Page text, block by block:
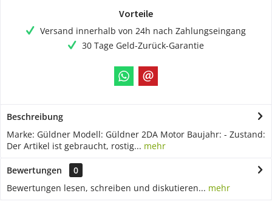
Vorteile
Versand innerhalb von 24h nach Zahlungseingang
30 Tage Geld-Zurück-Garantie
Beschreibung
Marke: Güldner Modell: Güldner 2DA Motor Baujahr: - Zustand:
Der Artikel ist gebraucht, rostig... mehr
Bewertungen
0
Bewertungen lesen, schreiben und diskutieren... mehr